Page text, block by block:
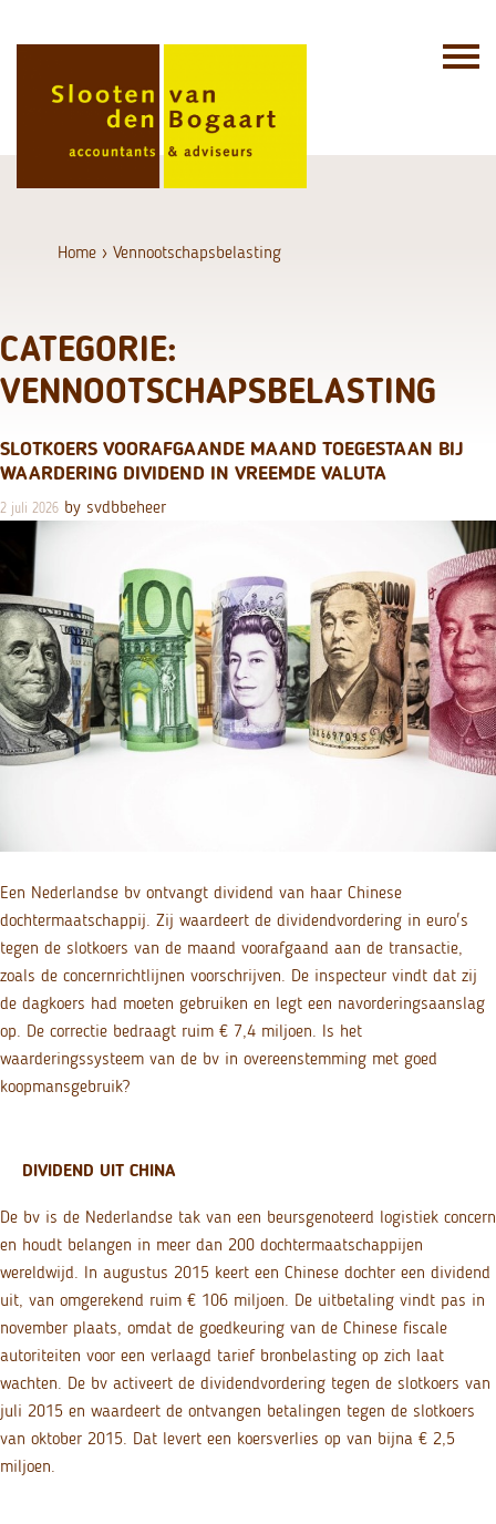
Home ›Vennootschapsbelasting
CATEGORIE:
VENNOOTSCHAPSBELASTING
SLOTKOERS VOORAFGAANDE MAAND TOEGESTAAN BIJ
WAARDERING DIVIDEND IN VREEMDE VALUTA
2 juli 2026 by svdbbeheer
Een Nederlandse bv ontvangt dividend van haar Chinese
dochtermaatschappij. Zij waardeert de dividendvordering in euro's
tegen de slotkoers van de maand voorafgaand aan de transactie,
zoals de concernrichtlijnen voorschrijven. De inspecteur vindt dat zij
de dagkoers had moeten gebruiken en legt een navorderingsaanslag
op. De correctie bedraagt ruim € 7,4 miljoen. Is het
waarderingssysteem van de bv in overeenstemming met goed
koopmansgebruik?
DIVIDEND UIT CHINA
De bv is de Nederlandse tak van een beursgenoteerd logistiek concern
en houdt belangen in meer dan 200 dochtermaatschappijen
wereldwijd. In augustus 2015 keert een Chinese dochter een dividend
uit, van omgerekend ruim € 106 miljoen. De uitbetaling vindt pas in
november plaats, omdat de goedkeuring van de Chinese fiscale
autoriteiten voor een verlaagd tarief bronbelasting op zich laat
wachten. De bv activeert de dividendvordering tegen de slotkoers van
juli 2015 en waardeert de ontvangen betalingen tegen de slotkoers
van oktober 2015. Dat levert een koersverlies op van bijna € 2,5
miljoen.